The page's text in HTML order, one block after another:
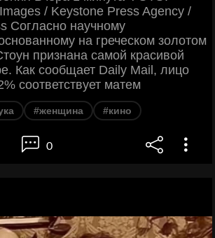
/ Keystone Press Agency /
Согласно научному
на греческом золотом
признана самой красивой
Как сообщает Daily Mail, лицо
соответствует матем
#женщина #кино
0